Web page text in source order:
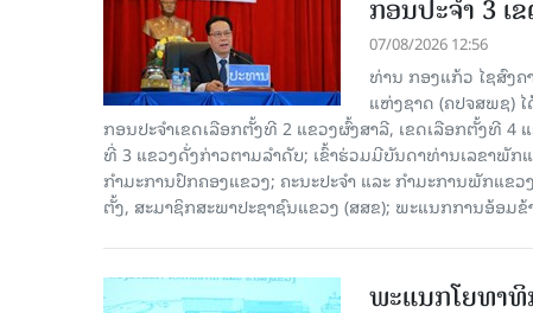
ກອນປະຈໍາ 3 ເ
07/08/2026 12:56
ທ່ານ ກອງແກ້ວ ໄຊສົງ
ແຫ່ງຊາດ (ຄປຈສພຊ)
ກອນປະຈໍາເຂດເລືອກຕັ້ງທີ 2 ແຂວງຜົ້ງສາລີ, ເຂດເລືອກຕັ້ງທີ
ທີ່ 3 ແຂວງດັ່ງກ່າວຕາມລຳດັບ; ເຂົ້າຮ່ວມມີບັນດາທ່ານເລຂາພັ
ກໍາມະການປົກຄອງແຂວງ; ຄະນະປະຈໍາ ແລະ ກໍາມະການພັກແຂ
ຕັ້ງ, ສະມາຊິກສະພາປະຊາຊົນແຂວງ (ສສຂ); ພະແນກການອ້ອມ
ພະແນກໂຍທາທິ